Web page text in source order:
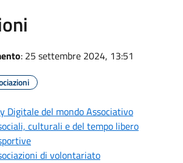
: 25 settembre 2024, 13:51
Digitale del mondo Associativo
culturali e del tempo libero
di volontariato